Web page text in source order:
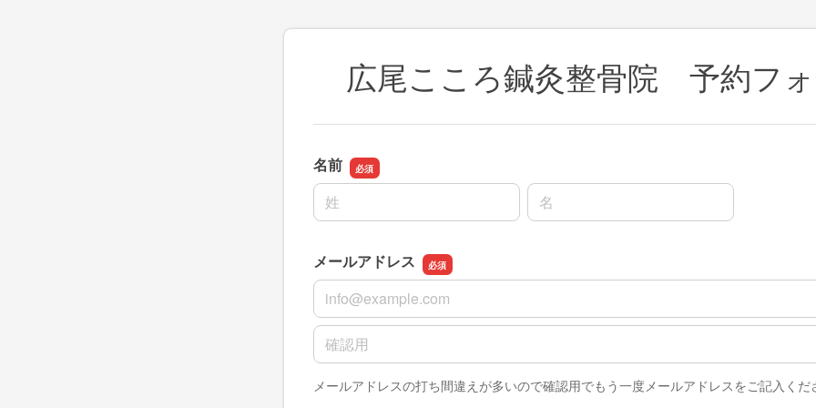
広尾こころ鍼灸整骨院 予約フ
名前
名前の姓
名前の名
メールアドレス
メールアドレス
メールアドレスの確認用
メールアドレスの打ち間違えが多いので確認用でもう一度メールアドレスをご記入くだ